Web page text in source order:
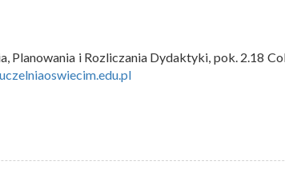
Planowania i Rozliczania Dydaktyki, pok. 2.18